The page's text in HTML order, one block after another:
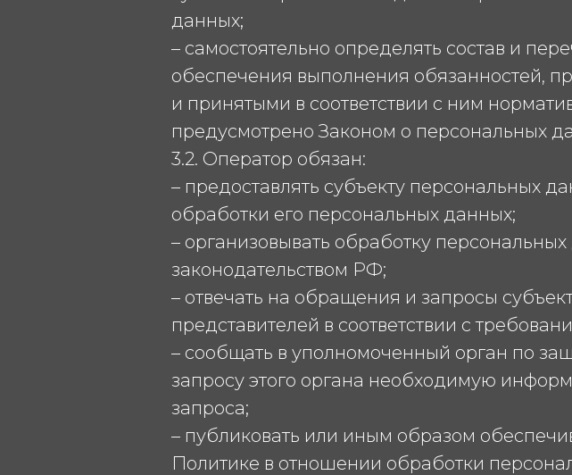
данных;
– самостоятельно определять состав и
обеспечения выполнения обязанностей,
и принятыми в соответствии с ним
предусмотрено Законом о персональных
3.2. Оператор обязан:
– предоставлять субъекту персональных
обработки его персональных данных;
– организовывать обработку
законодательством РФ;
– отвечать на обращения и запросы
представителей в соответствии с
– сообщать в уполномоченный орган по
запросу этого органа необходимую
запроса;
– публиковать или иным образом
Политике в отношении обработки